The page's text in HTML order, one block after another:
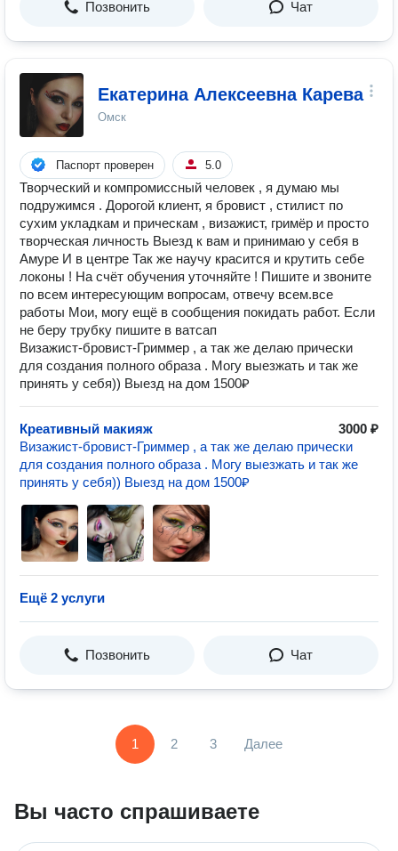
Позвонить Чат
Екатерина Алексеевна Карева
Омск
Паспорт проверен 5.0
Творческий и компромиссный человек , я думаю мы
подружимся . Дорогой клиент, я бровист , стилист по
сухим укладкам и прическам , визажист, гримёр и просто
творческая личность Выезд к вам и принимаю у себя в
Амуре И в центре Так же научу красится и крутить себе
локоны ! На счёт обучения уточняйте ! Пишите и звоните
по всем интересующим вопросам, отвечу всем.все
работы Мои, могу ещё в сообщения покидать работ. Если
не беру трубку пишите в ватсап
Визажист-бровист-Гриммер , а так же делаю прически
для создания полного образа . Могу выезжать и так же
принять у себя)) Выезд на дом 1500₽
Креативный макияж
3000 ₽
Визажист-бровист-Гриммер , а так же делаю прически
для создания полного образа . Могу выезжать и так же
принять у себя)) Выезд на дом 1500₽
Ещё 2 услуги
Позвонить Чат
1 2 3 Далее
Вы часто спрашиваете